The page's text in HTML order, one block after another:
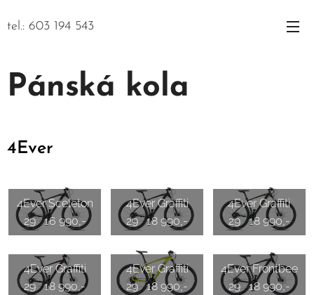
tel.: 603 194 543
Pánská kola
4Ever
4Ever Sceleton
29 16 990,-
4Ever Graffiti
29 18 990,-
4Ever Graffiti
29 18 990,-
4Ever Graffiti
29 18 990,-
4Ever Graffiti
29 18 990,-
4Ever Frontbee
29 18 990,-